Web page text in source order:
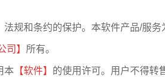
规和条约的保护。本软件产品/服务
司】 所有。
本 【软件】 的使用许可。用户不得转